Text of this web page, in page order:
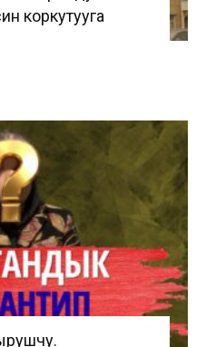
коркутууга